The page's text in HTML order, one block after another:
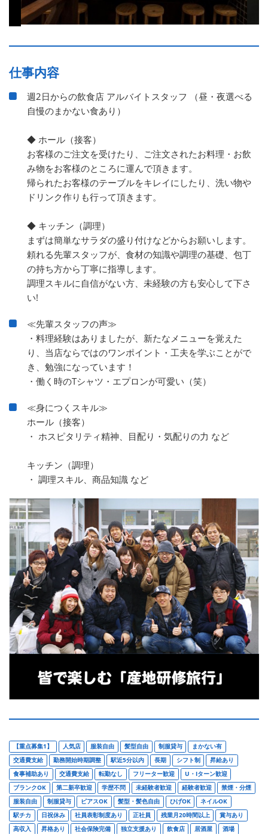
仕事内容
週2日からの飲食店 アルバイトスタッフ （昼・夜選べる
自慢のまかない食あり）
◆ ホール（接客）
お客様のご注文を受けたり、ご注文されたお料理・お飲
み物をお客様のところに運んで頂きます。
帰られたお客様のテーブルをキレイにしたり、洗い物や
ドリンク作りも行って頂きます。
◆ キッチン（調理）
まずは簡単なサラダの盛り付けなどからお願いします。
頼れる先輩スタッフが、食材の知識や調理の基礎、包丁
の持ち方から丁寧に指導します。
調理スキルに自信がない方、未経験の方も安心して下さ
い!
≪先輩スタッフの声≫
・料理経験はありましたが、新たなメニューを覚えた
り、当店ならではのワンポイント・工夫を学ぶことがで
き、勉強になっています！
・働く時のTシャツ・エプロンが可愛い（笑）
≪身につくスキル≫
ホール（接客）
・ ホスピタリティ精神、目配り・気配りの力 など
キッチン（調理）
・ 調理スキル、商品知識 など
【重点募集1】 人気店 服装自由 髪型自由 制服貸与
まかない有
交通費支給
勤務開始時期調整 駅近5分以内 長期 シフト制
昇給あり
食事補助あり
交通費支給 転勤なし フリーター歓迎
U・Iターン歓迎
ブランクOK
第二新卒歓迎 学歴不問 未経験者歓迎 経験者歓迎
禁煙・分煙
服装自由
制服貸与 ピアスOK 髪型・髪色自由 ひげOK
ネイルOK
駅チカ
日祝休み 社員表彰制度あり 正社員 残業月20時間以上
賞与あり
高収入
昇格あり 社会保険完備 独立支援あり 飲食店 居酒屋 酒場